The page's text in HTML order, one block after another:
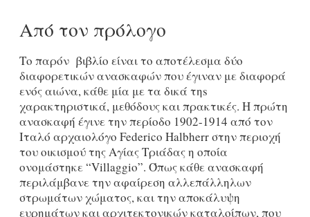
Από τον πρόλογο
Το παρόν βιβλίο είναι το αποτέλεσμα δύο
διαφορετικών ανασκαφών που έγιναν με διαφορά
ενός αιώνα, κάθε μία με τα δικά τηs
χαρακτηριστικά, μεθόδους και πρακτικές. Η πρώτη
ανασκαφή έγινε την περίοδο 1902-1914 από τον
Ιταλό αρχαιολόγο Federico Halbherr στην περιοχή
του οικισμού της Αγίας Tριάδας η οποία
ονομάστηκε “Villaggio”. Όπως κάθε ανασκαφή
περιλάμβανε την αφαίρεση αλλεπάλληλων
στρωμάτων χώματος, και την αποκάλυψη
ευρημάτων και αρχιτεκτονικών καταλοίπων, που